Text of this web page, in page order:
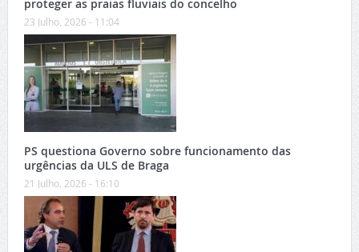
proteger as praias fluviais do concelho
23 Julho, 2026 - 11:04
PS questiona Governo sobre funcionamento das
urgências da ULS de Braga
21 Julho, 2026 - 16:10